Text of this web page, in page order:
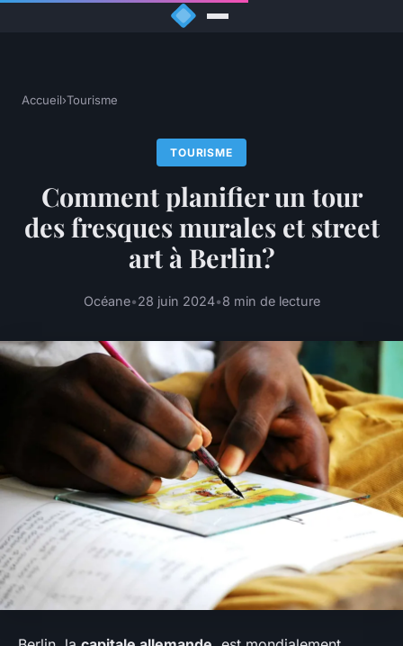
Accueil›Tourisme
TOURISME
Comment planifier un tour
des fresques murales et street
art à Berlin?
Océane•28 juin 2024•8 min de lecture